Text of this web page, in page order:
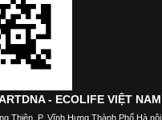
- ECOLIFE VIỆT NAM
Thiên, P. Vĩnh Hưng Thành Phố Hà nội